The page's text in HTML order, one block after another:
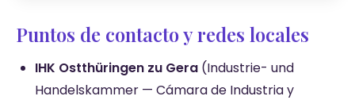
Puntos de contacto y redes locales
IHK Ostthüringen zu Gera (Industrie- und
Handelskammer — Cámara de Industria y